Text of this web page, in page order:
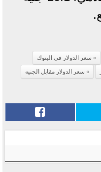
سعر الدولار في البنوك
سعر الدولار مقابل الجنيه